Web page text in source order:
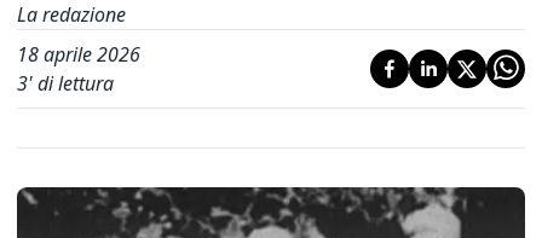
La redazione
18 aprile 2026
3' di lettura